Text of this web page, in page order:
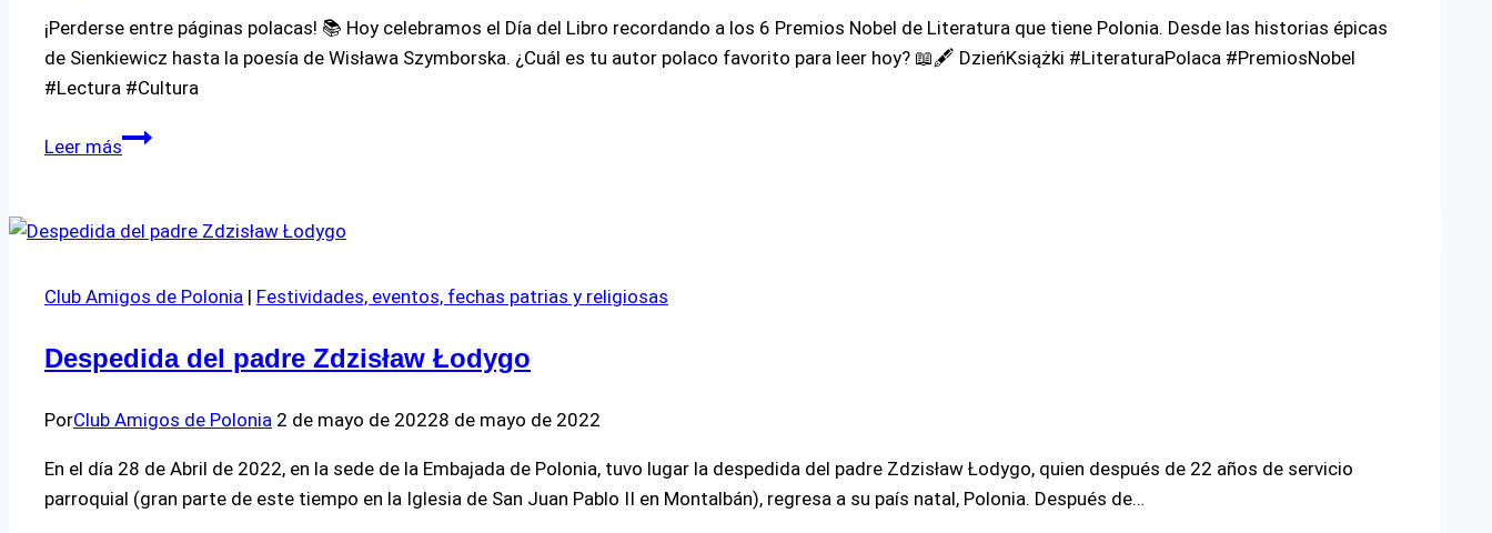
¡Perderse entre páginas polacas! 📚 Hoy celebramos el Día del Libro recordando a los 6 Premios Nobel de Literatura que tiene Polonia. Desde las historias épicas
de Sienkiewicz hasta la poesía de Wisława Szymborska. ¿Cuál es tu autor polaco favorito para leer hoy? 📖🖋️ DzieńKsiążki #LiteraturaPolaca #PremiosNobel
#Lectura #Cultura
Leer más🗓️
abril:
Mundial
Libro
(y
UNESCO
en
Polonia)
Club Amigos de Polonia | Festividades, eventos, fechas patrias y religiosas
Despedida del padre Zdzisław Łodygo
PorClub Amigos de Polonia 2 de mayo de 20228 de mayo de 2022
En el día 28 de Abril de 2022, en la sede de la Embajada de Polonia, tuvo lugar la despedida del padre Zdzisław Łodygo, quien después de 22 años de servicio
parroquial (gran parte de este tiempo en la Iglesia de San Juan Pablo II en Montalbán), regresa a su país natal, Polonia. Después de…